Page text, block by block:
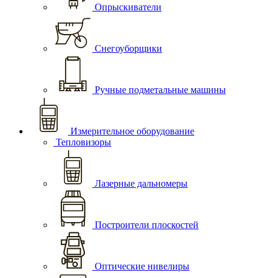
Опрыскиватели
Снегоуборщики
Ручные подметальные машины
Измерительное оборудование
Тепловизоры
Лазерные дальномеры
Построители плоскостей
Оптические нивелиры